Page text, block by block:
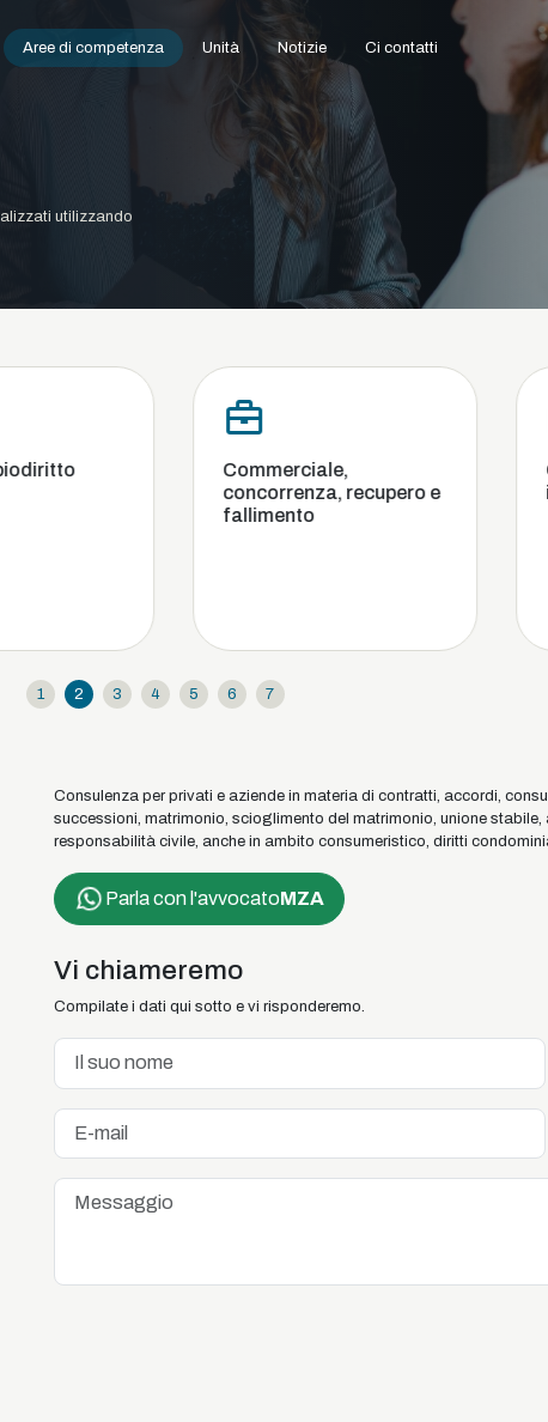
Aree di competenza Unità Notizie Ci contatti
utilizzando
Commerciale,
concorrenza, recupero e
fallimento
1 2 3 4 5 6 7
Consulenza per privati e aziende in materia di contratti, accordi,
successioni, matrimonio, scioglimento del matrimonio, unione stabile,
responsabilità civile, anche in ambito consumeristico, diritti
Parla con l'avvocatoMZA
Vi chiameremo
Compilate i dati qui sotto e vi risponderemo.